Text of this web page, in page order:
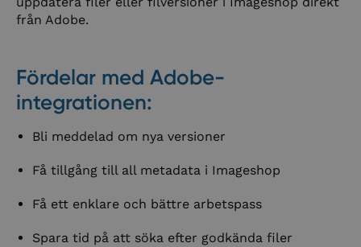
från Adobe.
Fördelar med Adobe-
integrationen:
Bli meddelad om nya versioner
Få tillgång till all metadata i Imageshop
Få ett enklare och bättre arbetspass
Spara tid på att söka efter godkända filer